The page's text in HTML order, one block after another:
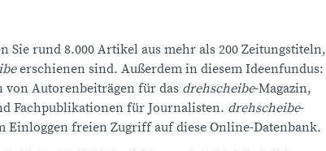
Sie rund 8.000 Artikel aus mehr als 200 Zeitungstiteln,
erschienen sind. Außerdem in diesem Ideenfundus:
Autorenbeiträgen für das drehscheibe-Magazin,
Fachpublikationen für Journalisten. drehscheibe-
Einloggen freien Zugriff auf diese Online-Datenbank.